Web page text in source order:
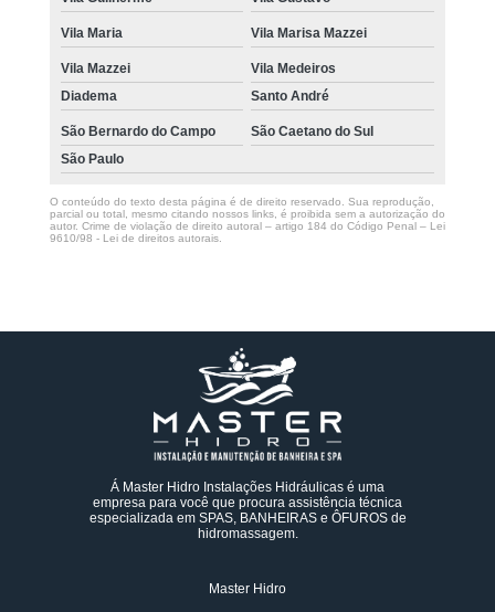
Vila Maria Vila Marisa Mazzei
Vila Mazzei
Vila Medeiros
Diadema
Santo André
São Bernardo do Campo
São Caetano do Sul
São Paulo
O conteúdo do texto desta página é de direito reservado. Sua reprodução,
parcial ou total, mesmo citando nossos links, é proibida sem a autorização do
autor. Crime de violação de direito autoral – artigo 184 do Código Penal – Lei
9610/98 - Lei de direitos autorais.
Á Master Hidro Instalações Hidráulicas é uma
empresa para você que procura assistência técnica
especializada em SPAS, BANHEIRAS e ÔFUROS de
hidromassagem.
Master Hidro